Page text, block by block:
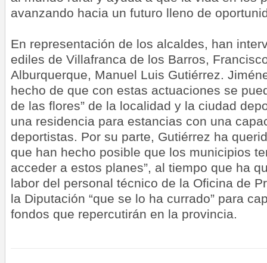
avanzando hacia un futuro lleno de
En representación de los alcaldes, han
ediles de Villafranca de los Barros,
Alburquerque, Manuel Luis Gutiérrez.
hecho de que con estas actuaciones se
de las flores” de la localidad y la ciudad
una residencia para estancias con una
deportistas. Por su parte, Gutiérrez ha
que han hecho posible que los municipios
acceder a estos planes”, al tiempo que ha
labor del personal técnico de la Oficina de
la Diputación “que se lo ha currado” para
fondos que repercutirán en la provincia.